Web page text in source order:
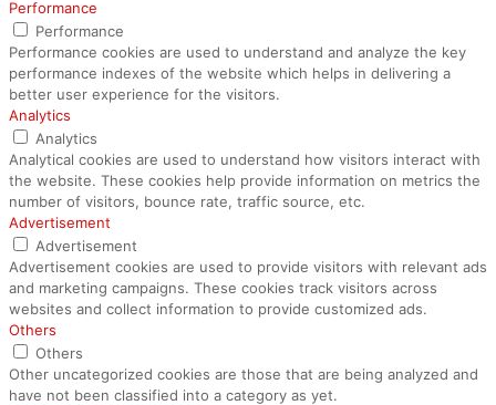
Performance
Performance
Performance cookies are used to understand and analyze the key
performance indexes of the website which helps in delivering a
better user experience for the visitors.
Analytics
Analytics
Analytical cookies are used to understand how visitors interact with
the website. These cookies help provide information on metrics the
number of visitors, bounce rate, traffic source, etc.
Advertisement
Advertisement
Advertisement cookies are used to provide visitors with relevant ads
and marketing campaigns. These cookies track visitors across
websites and collect information to provide customized ads.
Others
Others
Other uncategorized cookies are those that are being analyzed and
have not been classified into a category as yet.